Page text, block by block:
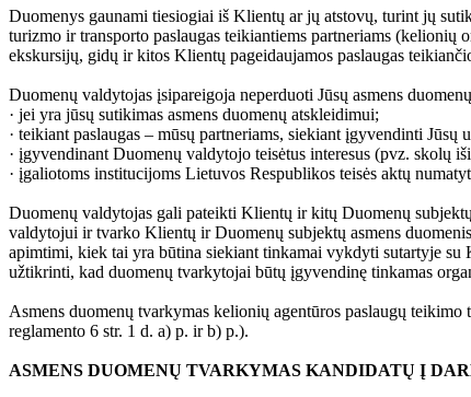
Duomenys gaunami tiesiogiai iš Klientų ar jų atstovų, turint jų
turizmo ir transporto paslaugas teikiantiems partneriams
ekskursijų, gidų ir kitos Klientų pageidaujamos paslaugas
Duomenų valdytojas įsipareigoja neperduoti Jūsų asmens
· jei yra jūsų sutikimas asmens duomenų atskleidimui;
· teikiant paslaugas – mūsų partneriams, siekiant įgyvendinti
· įgyvendinant Duomenų valdytojo teisėtus interesus (pvz. skolų
· įgaliotoms institucijoms Lietuvos Respublikos teisės aktų
Duomenų valdytojas gali pateikti Klientų ir kitų Duomenų
valdytojui ir tvarko Klientų ir Duomenų subjektų asmens
apimtimi, kiek tai yra būtina siekiant tinkamai vykdyti sutartyje su
užtikrinti, kad duomenų tvarkytojai būtų įgyvendinę tinkamas
Asmens duomenų tvarkymas kelionių agentūros paslaugų
reglamento 6 str. 1 d. a) p. ir b) p.).
ASMENS DUOMENŲ TVARKYMAS KANDIDATŲ Į